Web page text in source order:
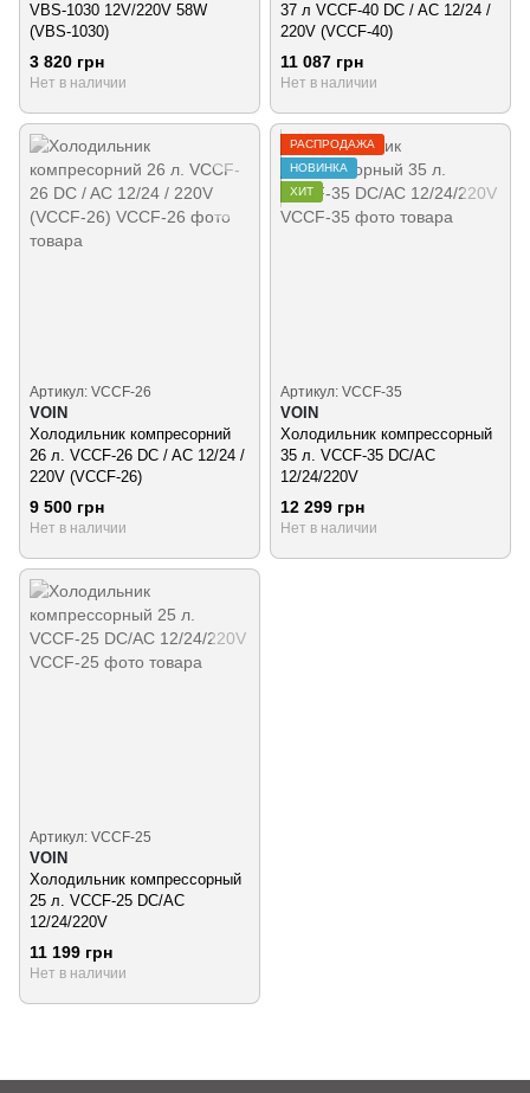
VBS-1030 12V/220V 58W
(VBS-1030)
3 820 грн
Нет в наличии
37 л VCCF-40 DC / AC 12/24 /
220V (VCCF-40)
11 087 грн
Нет в наличии
Артикул: VCCF-26
VOIN
Холодильник компресорний
26 л. VCCF-26 DC / AC 12/24 /
220V (VCCF-26)
9 500 грн
Нет в наличии
РАСПРОДАЖА
НОВИНКА
ХИТ
Артикул: VCCF-35
VOIN
Холодильник компрессорный
35 л. VCCF-35 DC/AC
12/24/220V
12 299 грн
Нет в наличии
Артикул: VCCF-25
VOIN
Холодильник компрессорный
25 л. VCCF-25 DC/AC
12/24/220V
11 199 грн
Нет в наличии